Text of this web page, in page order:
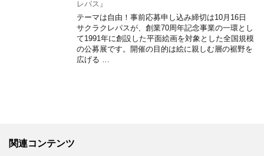
レパス』
テーマは自由！事前応募申し込み締切は10月16日
サクラクレパスが、創業70周年記念事業の一環とし
て1991年に創設した平面絵画を対象とした全国規模
の公募展です。開催の目的は絵に親しむ層の裾野を
広げる …
関連コンテンツ